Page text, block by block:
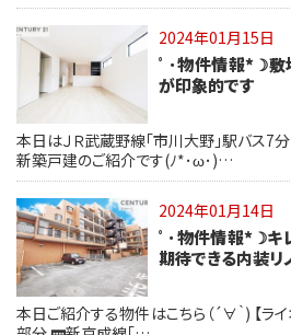
2024年01月15日
ﾟ･物件情報*☽敷
が印象的です
本日はＪＲ武蔵野線「市川大野」駅バス7
新築戸建のご紹介です(ﾉ*･ω･)…
2024年01月14日
ﾟ･物件情報*☽キ
期待できる内装リ
本日ご紹介する物件はこちら（´∀｀) 【ラ